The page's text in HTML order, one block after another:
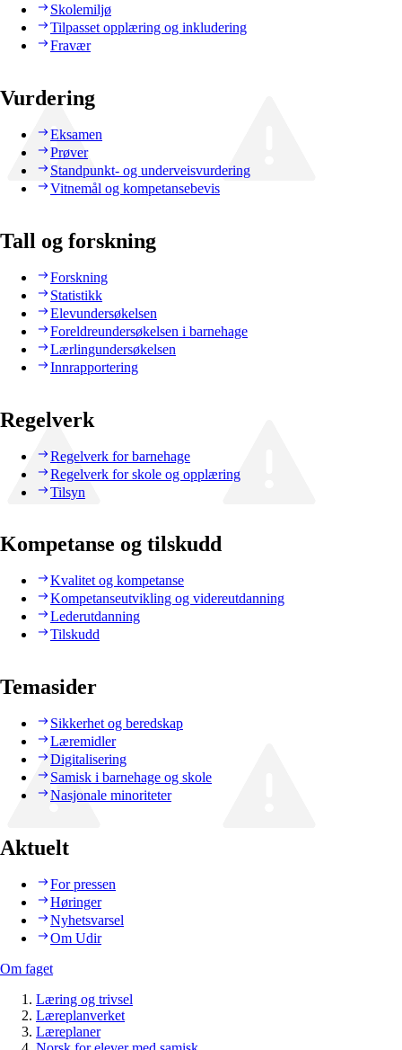
Skolemiljø
Tilpasset opplæring og inkludering
Fravær
Vurdering
Eksamen
Prøver
Standpunkt- og underveisvurdering
Vitnemål og kompetansebevis
Tall og forskning
Forskning
Statistikk
Elevundersøkelsen
Foreldreundersøkelsen i barnehage
Lærlingundersøkelsen
Innrapportering
Regelverk
Regelverk for barnehage
Regelverk for skole og opplæring
Tilsyn
Kompetanse og tilskudd
Kvalitet og kompetanse
Kompetanseutvikling og videreutdanning
Lederutdanning
Tilskudd
Temasider
Sikkerhet og beredskap
Læremidler
Digitalisering
Samisk i barnehage og skole
Nasjonale minoriteter
Aktuelt
For pressen
Høringer
Nyhetsvarsel
Om Udir
Om faget
Læring og trivsel
Læreplanverket
Læreplaner